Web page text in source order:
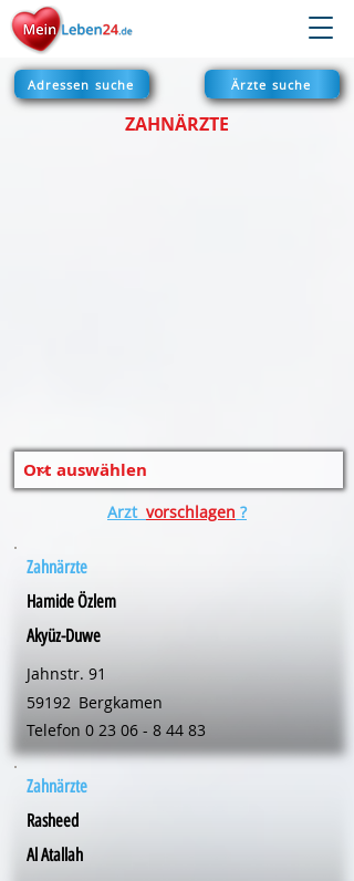
Adressen suche Ärzte suche
ZAHNÄRZTE
Arzt vorschlagen ?
Zahnärzte
Hamide Özlem
Akyüz-Duwe
Jahnstr. 91
59192 Bergkamen
Telefon 0 23 06 - 8 44 83
Zahnärzte
Rasheed
Al Atallah